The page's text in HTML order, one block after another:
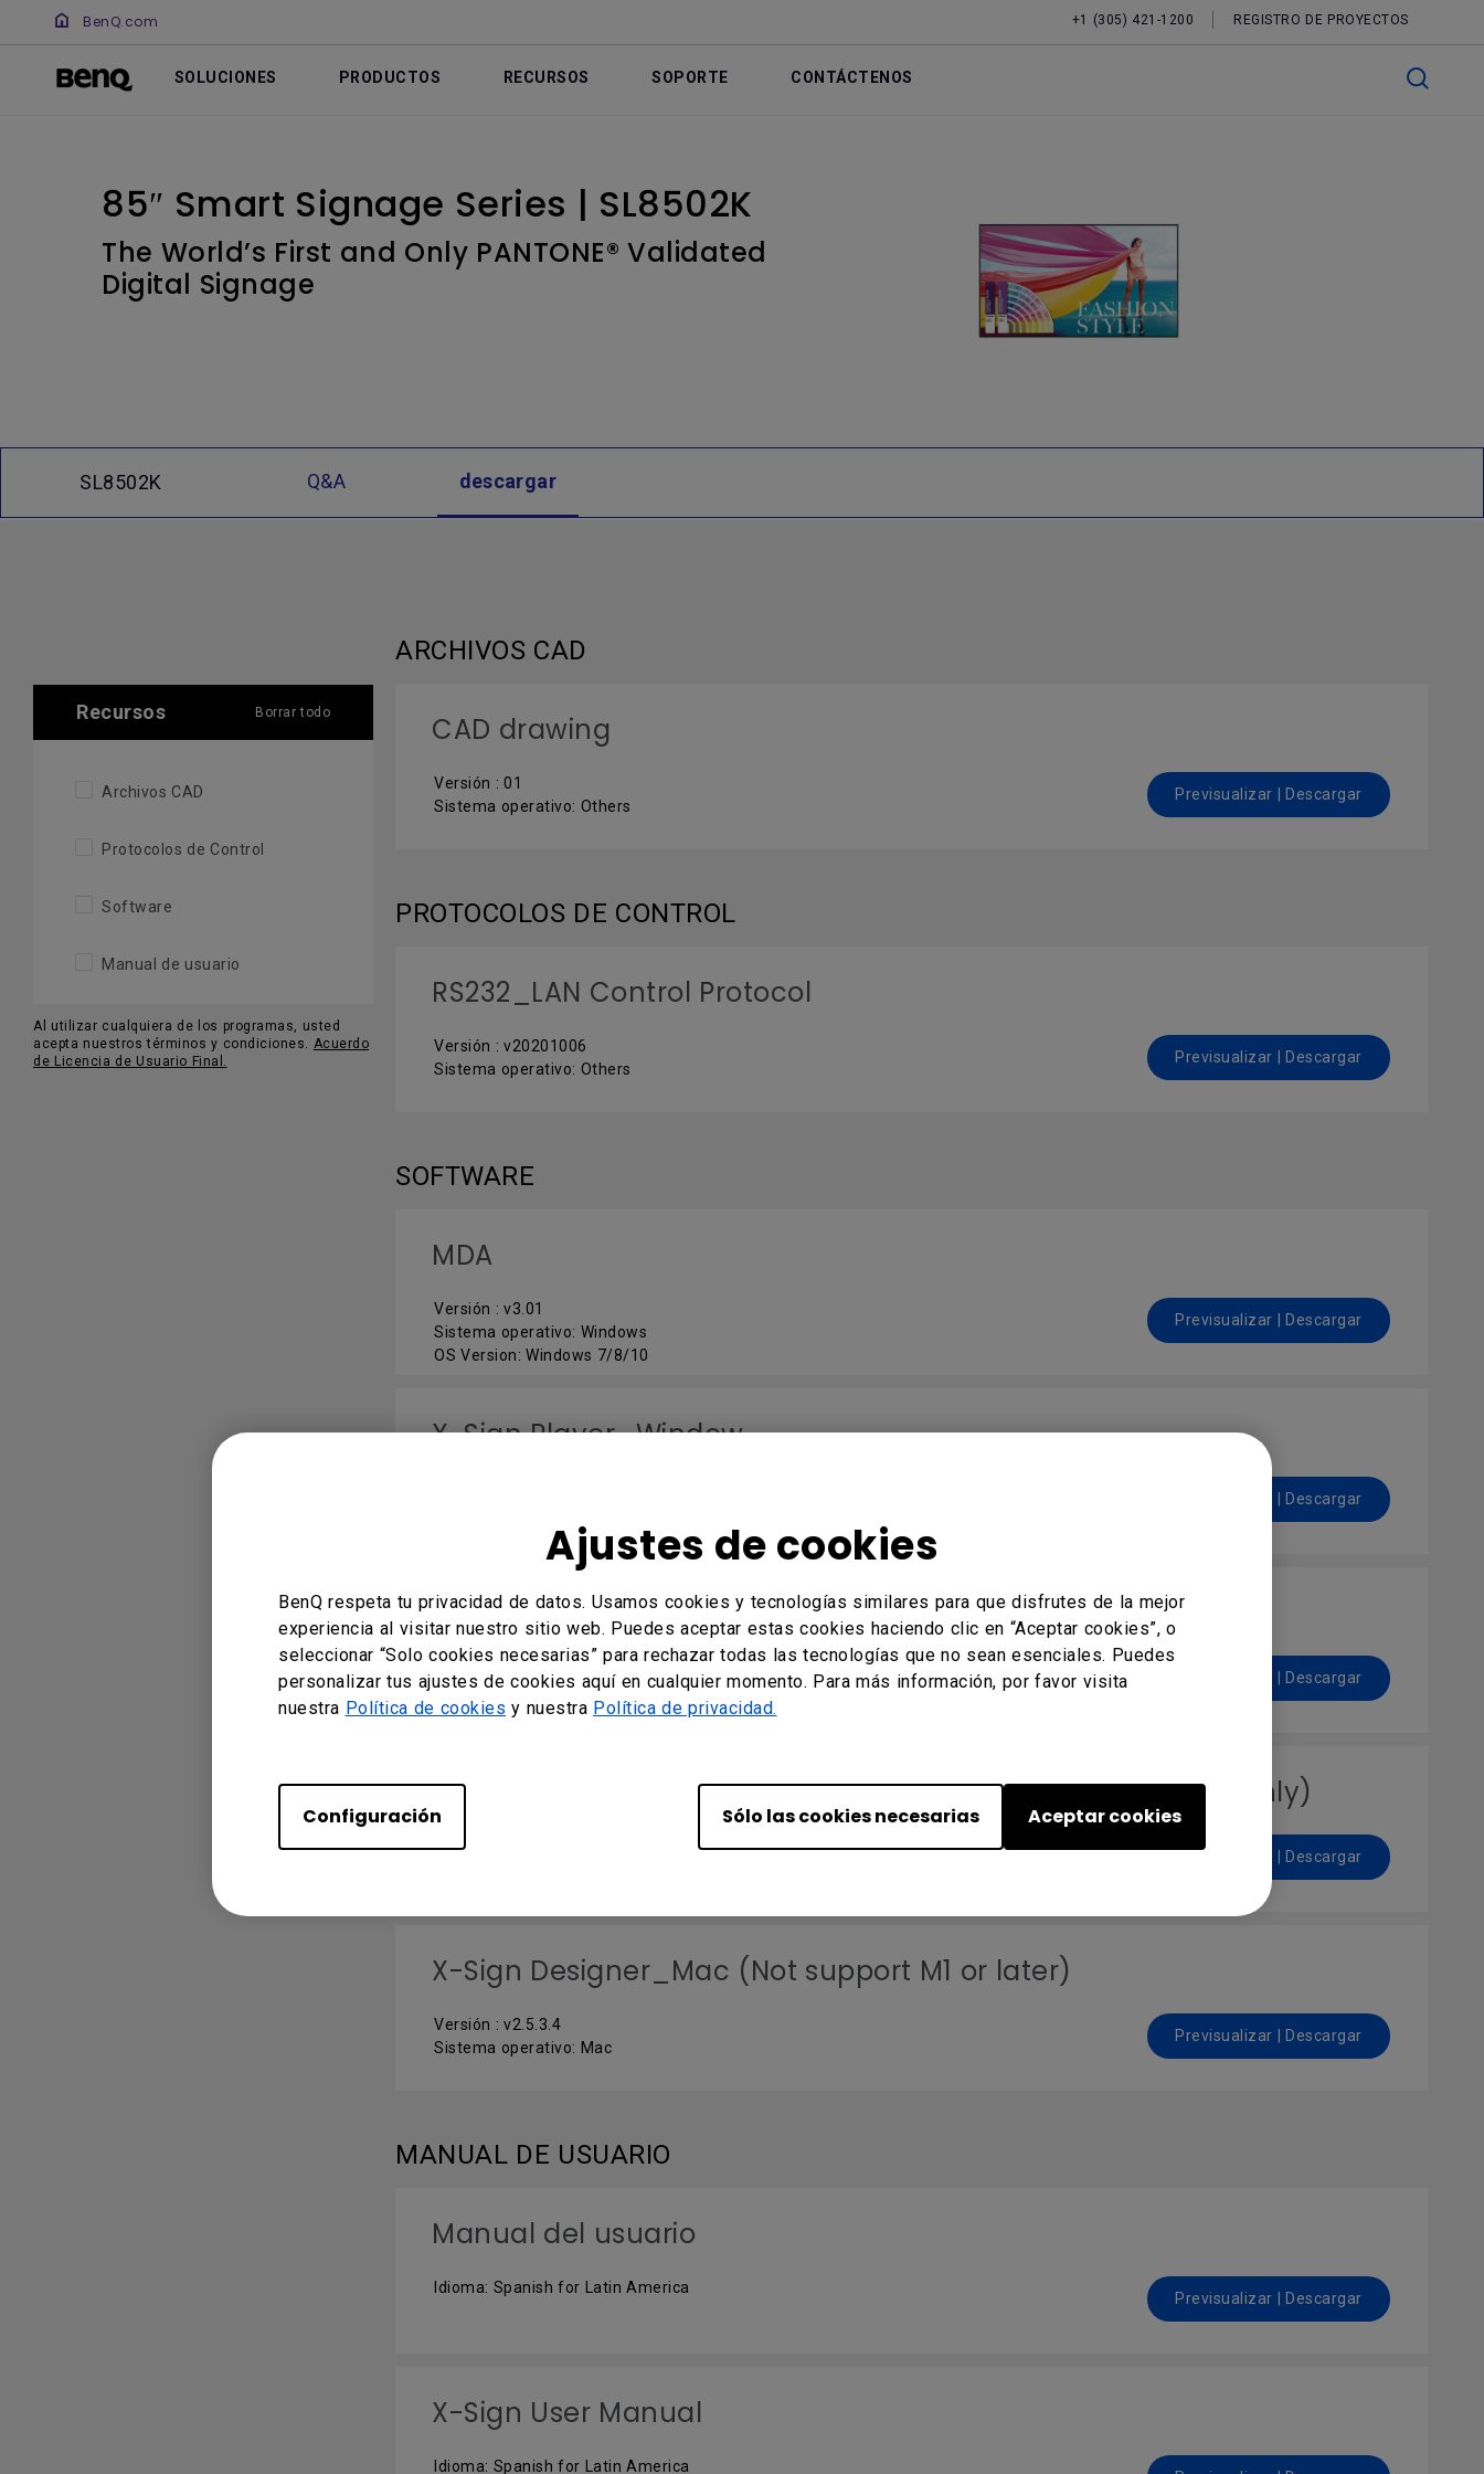
Ajustes de cookies
BenQ respeta tu privacidad de datos. Usamos cookies y tecnologías similares para que disfrutes de la mejor
experiencia al visitar nuestro sitio web. Puedes aceptar estas cookies haciendo clic en “Aceptar cookies”, o
seleccionar “Solo cookies necesarias” para rechazar todas las tecnologías que no sean esenciales. Puedes
personalizar tus ajustes de cookies aquí en cualquier momento. Para más información, por favor visita
nuestra Política de cookies y nuestra Política de privacidad.
Configuración Sólo las cookies necesarias Aceptar cookies
BenQ.com +1 (305) 421-1200 REGISTRO DE PROYECTOS
SOLUCIONES PRODUCTOS RECURSOS SOPORTE CONTÁCTENOS
85″ Smart Signage Series | SL8502K
The World’s First and Only PANTONE® Validated
Digital Signage
SL8502K Q&A descargar
Recursos Borrar todo
Archivos CAD
Protocolos de Control
Software
Manual de usuario
Al utilizar cualquiera de los programas, usted
acepta nuestros términos y condiciones. Acuerdo
de Licencia de Usuario Final.
ARCHIVOS CAD
CAD drawing
Versión : 01
Sistema operativo: Others
Previsualizar | Descargar
PROTOCOLOS DE CONTROL
RS232_LAN Control Protocol
Versión : v20201006
Sistema operativo: Others
Previsualizar | Descargar
SOFTWARE
MDA
Versión : v3.01
Sistema operativo: Windows
OS Version: Windows 7/8/10
Previsualizar | Descargar
X-Sign Player_Window
OS Version: Windows 7/10 x 64
Previsualizar | Descargar
X-Sign Designer_Windows
Versión : v2.6.5.1
Sistema operativo: Windows
OS Version: Windows 7/10 x 64
Previsualizar | Descargar
X-Sign Designer (For ST430K, ST550K, ST650K, SL490, SL550 only)
Versión : v2.5.4.7
Previsualizar | Descargar
X-Sign Designer_Mac (Not support M1 or later)
Versión : v2.5.3.4
Sistema operativo: Mac
Previsualizar | Descargar
MANUAL DE USUARIO
Manual del usuario
Idioma: Spanish for Latin America
Previsualizar | Descargar
X-Sign User Manual
Idioma: Spanish for Latin America